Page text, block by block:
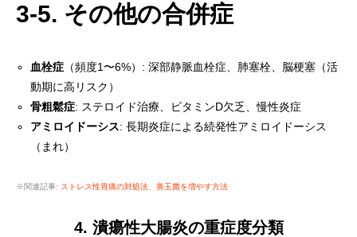
3-5. その他の合併症
血栓症 （頻度1〜6%）: 深部静脈血栓症、肺塞栓、脳梗塞（活
動期に高リスク）
骨粗鬆症: ステロイド治療、ビタミンD欠乏、慢性炎症
アミロイドーシス: 長期炎症による続発性アミロイドーシス
（まれ）
※関連記事: ストレス性胃痛の対処法 善玉菌を増やす方法
4. 潰瘍性大腸炎の重症度分類